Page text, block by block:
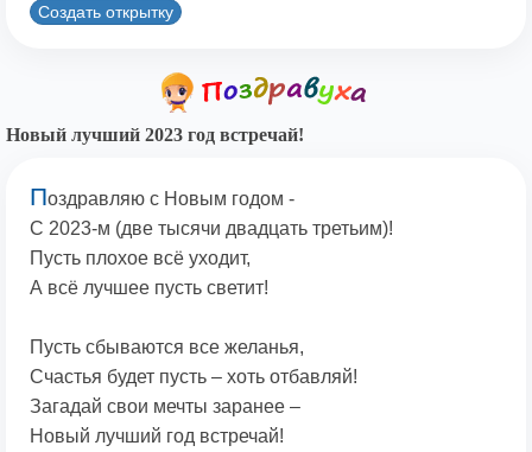
Создать открытку
Новый лучший 2023 год встречай!
Поздравляю с Новым годом -
С 2023-м (две тысячи двадцать третьим)!
Пусть плохое всё уходит,
А всё лучшее пусть светит!
Пусть сбываются все желанья,
Счастья будет пусть – хоть отбавляй!
Загадай свои мечты заранее –
Новый лучший год встречай!